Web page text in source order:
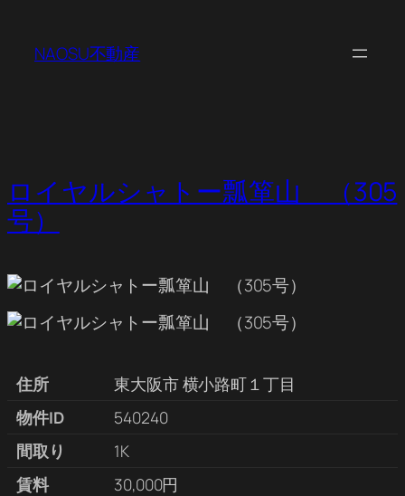
NAOSU不動産
ロイヤルシャトー瓢箪山 （305
号）
住所
東大阪市 横小路町１丁目
物件ID
540240
間取り
1K
賃料
30,000円